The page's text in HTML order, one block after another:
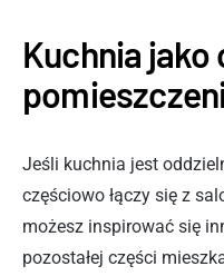
Kuchnia jako
Jeśli kuchnia jest
częściowo łączy się z
możesz inspirować się
pozostałej części